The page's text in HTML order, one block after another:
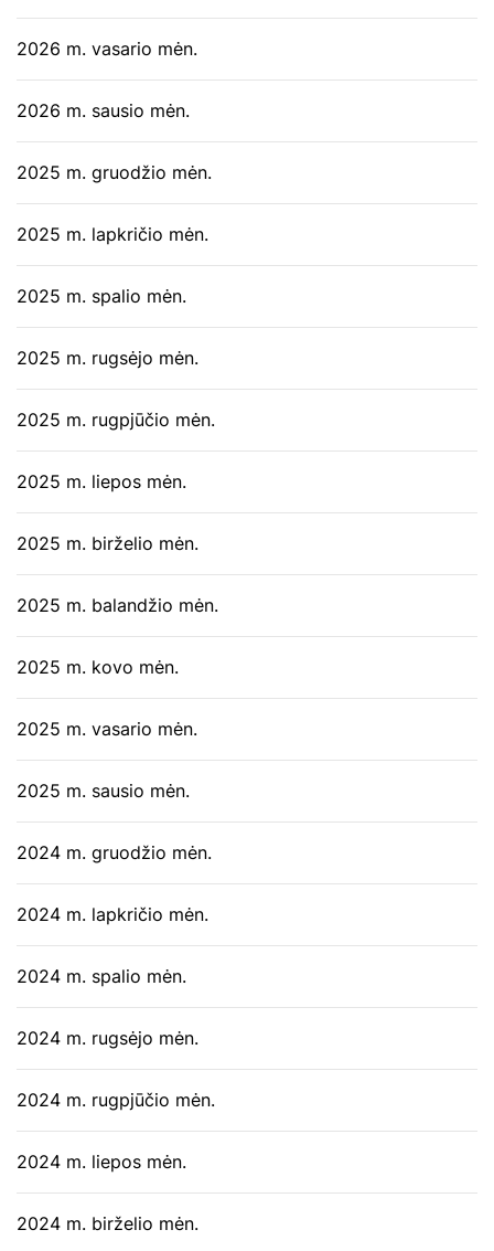
2026 m. vasario mėn.
2026 m. sausio mėn.
2025 m. gruodžio mėn.
2025 m. lapkričio mėn.
2025 m. spalio mėn.
2025 m. rugsėjo mėn.
2025 m. rugpjūčio mėn.
2025 m. liepos mėn.
2025 m. birželio mėn.
2025 m. balandžio mėn.
2025 m. kovo mėn.
2025 m. vasario mėn.
2025 m. sausio mėn.
2024 m. gruodžio mėn.
2024 m. lapkričio mėn.
2024 m. spalio mėn.
2024 m. rugsėjo mėn.
2024 m. rugpjūčio mėn.
2024 m. liepos mėn.
2024 m. birželio mėn.